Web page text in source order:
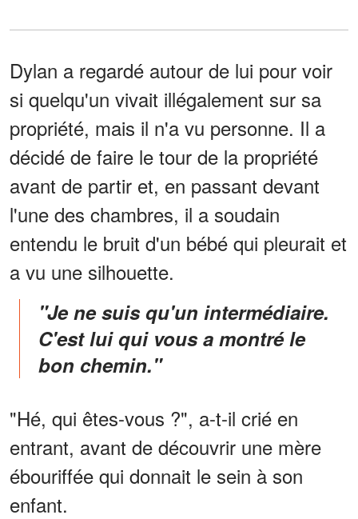
Dylan a regardé autour de lui pour voir
si quelqu'un vivait illégalement sur sa
propriété, mais il n'a vu personne. Il a
décidé de faire le tour de la propriété
avant de partir et, en passant devant
l'une des chambres, il a soudain
entendu le bruit d'un bébé qui pleurait et
a vu une silhouette.
"Je ne suis qu'un intermédiaire.
C'est lui qui vous a montré le
bon chemin."
"Hé, qui êtes-vous ?", a-t-il crié en
entrant, avant de découvrir une mère
ébouriffée qui donnait le sein à son
enfant.